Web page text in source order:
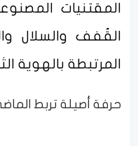
المقتنيات
القُفف والسلال
المرتبطة بالهوية
حرفة أصيلة تربط